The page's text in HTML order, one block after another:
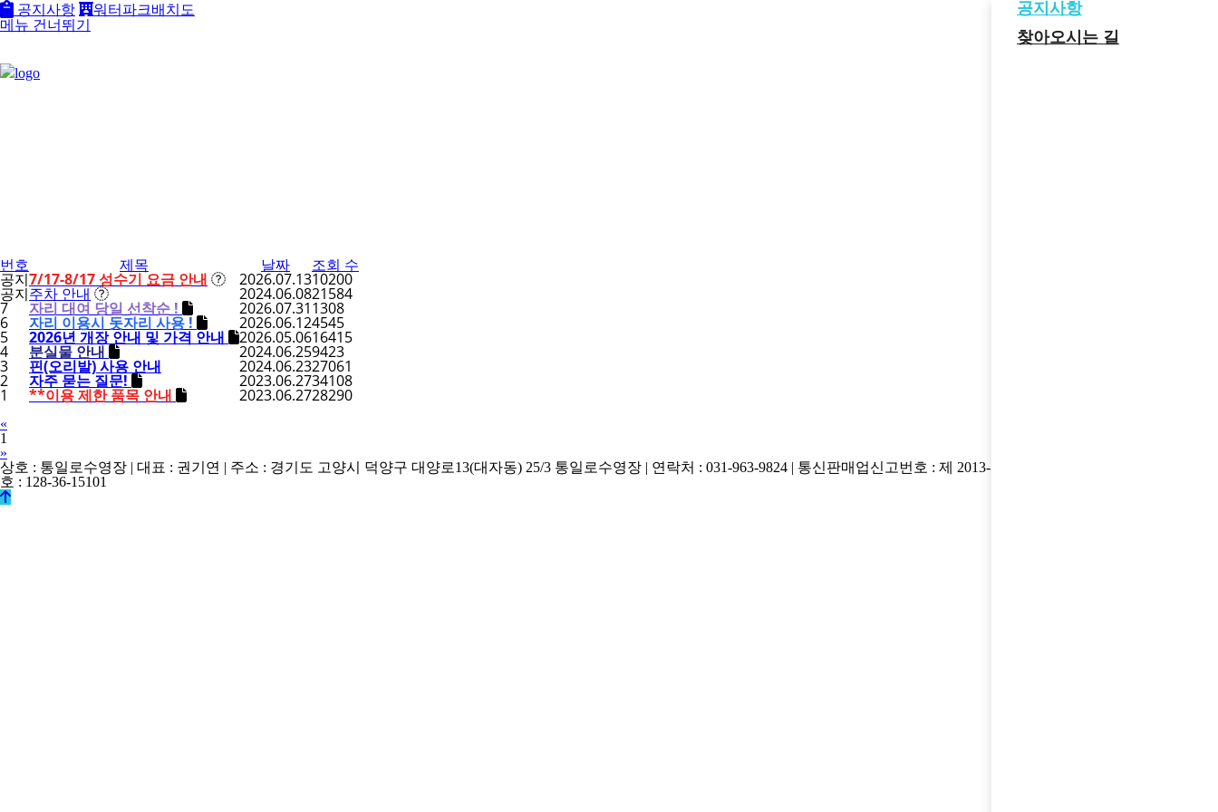
공지사항
워터파크배치도
메뉴 건너뛰기
공지사항
찾아오시는 길
번호 제목 날짜 조회 수
공지7/17-8/17 성수기 요금 안내 2026.07.1310200
공지주차 안내 2024.06.0821584
7 자리 대여 당일 선착순 ! 2026.07.311308
6 자리 이용시 돗자리 사용 ! 2026.06.124545
5 2026년 개장 안내 및 가격 안내 2026.05.0616415
4 분실물 안내 2024.06.259423
3 핀(오리발) 사용 안내 2024.06.2327061
2 자주 묻는 질문! 2023.06.2734108
1 **이용 제한 품목 안내 2023.06.2728290
«
1
»
상호 : 통일로수영장 | 대표 : 권기연 | 주소 : 경기도 고양시 덕양구 대양로13(대자동) 25/3 통일로수영장 | 연락처 : 031-963-9824 | 통신판매업신고번호 : 제 2013-고양덕양구-0299호 | 사업자등록번
호 : 128-36-15101
© k2s0o2d0e0s1i0g1n. ALL RIGHTS RESERVED.